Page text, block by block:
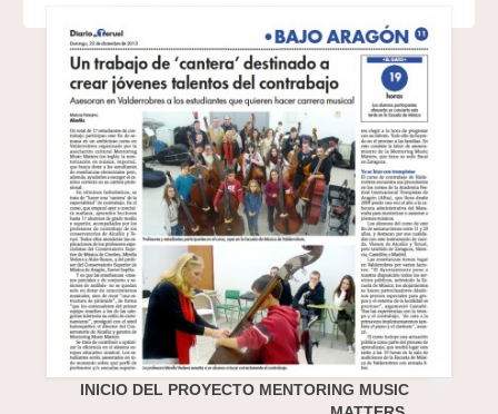
INICIO DEL PROYECTO MENTORING MUSIC